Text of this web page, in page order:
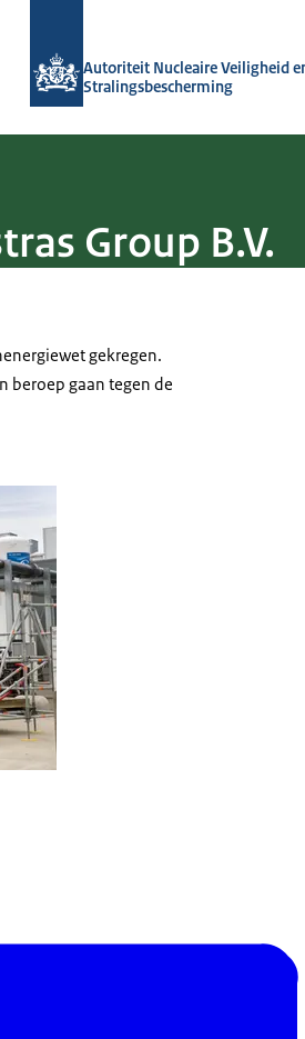
Autoriteit Nucleaire Veiligheid
Stralingsbescherming
Group B.V.
gekregen.
beroep gaan tegen de